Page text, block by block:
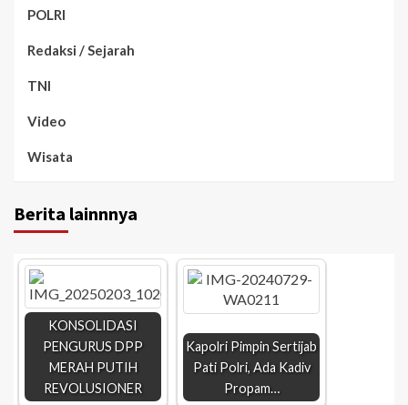
POLRI
Redaksi / Sejarah
TNI
Video
Wisata
Berita lainnnya
KONSOLIDASI
PENGURUS DPP
MERAH PUTIH
REVOLUSIONER
Kapolri Pimpin Sertijab
Pati Polri, Ada Kadiv
Propam…